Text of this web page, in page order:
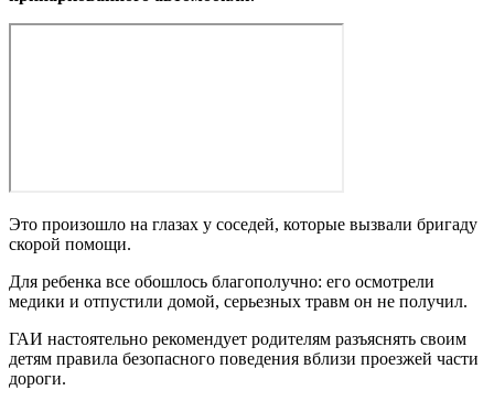
Это произошло на глазах у соседей, которые вызвали бригаду
скорой помощи.
Для ребенка все обошлось благополучно: его осмотрели
медики и отпустили домой, серьезных травм он не получил.
ГАИ настоятельно рекомендует родителям разъяснять своим
детям правила безопасного поведения вблизи проезжей части
дороги.